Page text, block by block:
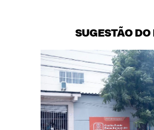
SUGESTÃO DO